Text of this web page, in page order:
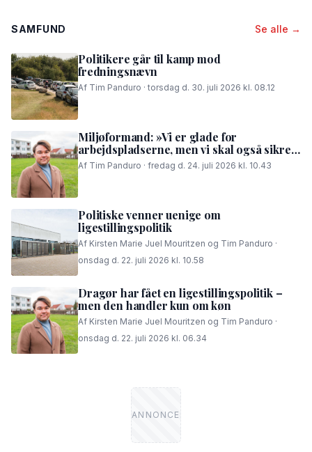
SAMFUND Se alle →
Politikere går til kamp mod
fredningsnævn
Af Tim Panduro · torsdag d. 30. juli 2026 kl. 08.12
Miljøformand: »Vi er glade for
arbejdspladserne, men vi skal også sikre,
at folk i området kan få en god nattesøvn«
Af Tim Panduro · fredag d. 24. juli 2026 kl. 10.43
Politiske venner uenige om
ligestillingspolitik
Af Kirsten Marie Juel Mouritzen og Tim Panduro ·
onsdag d. 22. juli 2026 kl. 10.58
Dragør har fået en ligestillingspolitik –
men den handler kun om køn
Af Kirsten Marie Juel Mouritzen og Tim Panduro ·
onsdag d. 22. juli 2026 kl. 06.34